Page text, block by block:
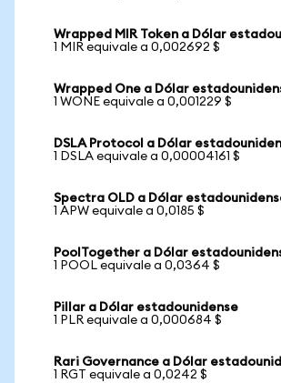
Wrapped MIR Token a Dólar
1 MIR equivale a 0,002692 $
Wrapped One a Dólar
1 WONE equivale a 0,001229 $
DSLA Protocol a Dólar
1 DSLA equivale a 0,00004161 $
Spectra OLD a Dólar
1 APW equivale a 0,0185 $
PoolTogether a Dólar
1 POOL equivale a 0,0364 $
Pillar a Dólar estadounidense
1 PLR equivale a 0,000684 $
Rari Governance a Dólar
1 RGT equivale a 0,0242 $